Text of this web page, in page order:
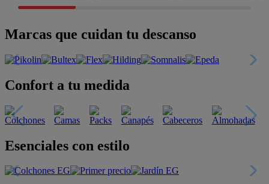
Marcas que cuidan tu descanso
Confort a tu medida
Esenciales con estilo